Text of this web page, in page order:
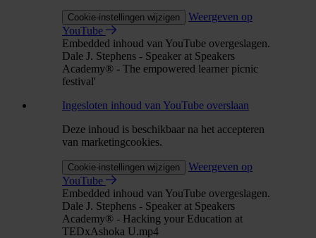
Cookie-instellingen wijzigen
Weergeven op
YouTube
Embedded inhoud van YouTube overgeslagen.
Dale J. Stephens - Speaker at Speakers
Academy® - The empowered learner picnic
festival'
Ingesloten inhoud van YouTube overslaan
Deze inhoud is beschikbaar na het accepteren
van marketingcookies.
Cookie-instellingen wijzigen
Weergeven op
YouTube
Embedded inhoud van YouTube overgeslagen.
Dale J. Stephens - Speaker at Speakers
Academy® - Hacking your Education at
TEDxAshoka U.mp4